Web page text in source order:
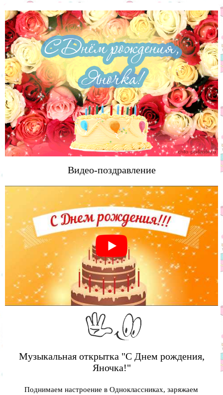
Видео-поздравление
Музыкальная открытка "С Днем рождения,
Яночка!"
Поднимаем настроение в Одноклассниках, заряжаем